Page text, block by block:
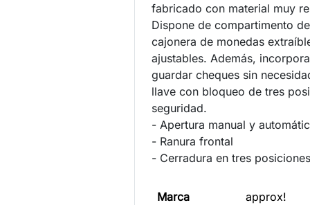
fabricado con material muy
Dispone de compartimento
cajonera de monedas
ajustables. Además,
guardar cheques sin
llave con bloqueo de tres
seguridad.
- Apertura manual y
- Ranura frontal
- Cerradura en tres posiciones
Marca approx!